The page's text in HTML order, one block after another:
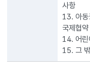
사항
13. 아동
국제협
14. 어린
15. 그